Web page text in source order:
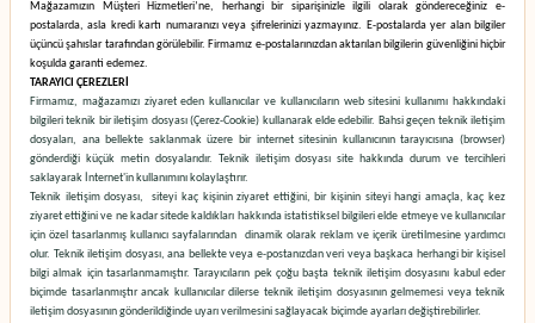
Mağazamızın Müşteri Hizmetleri’ne, herhangi bir siparişinizle ilgili olarak göndereceğiniz e-
postalarda, asla kredi kartı numaranızı veya şifrelerinizi yazmayınız. E-postalarda yer alan bilgiler
üçüncü şahıslar tarafından görülebilir. Firmamız e-postalarınızdan aktarılan bilgilerin güvenliğini hiçbir
koşulda garanti edemez.
TARAYICI ÇEREZLERİ
Firmamız, mağazamızı ziyaret eden kullanıcılar ve kullanıcıların web sitesini kullanımı hakkındaki
bilgileri teknik bir iletişim dosyası (Çerez-Cookie) kullanarak elde edebilir. Bahsi geçen teknik iletişim
dosyaları, ana bellekte saklanmak üzere bir internet sitesinin kullanıcının tarayıcısına (browser)
gönderdiği küçük metin dosyalarıdır. Teknik iletişim dosyası site hakkında durum ve tercihleri
saklayarak İnternet'in kullanımını kolaylaştırır.
Teknik iletişim dosyası, siteyi kaç kişinin ziyaret ettiğini, bir kişinin siteyi hangi amaçla, kaç kez
ziyaret ettiğini ve ne kadar sitede kaldıkları hakkında istatistiksel bilgileri elde etmeye ve kullanıcılar
için özel tasarlanmış kullanıcı sayfalarından dinamik olarak reklam ve içerik üretilmesine yardımcı
olur. Teknik iletişim dosyası, ana bellekte veya e-postanızdan veri veya başkaca herhangi bir kişisel
bilgi almak için tasarlanmamıştır. Tarayıcıların pek çoğu başta teknik iletişim dosyasını kabul eder
biçimde tasarlanmıştır ancak kullanıcılar dilerse teknik iletişim dosyasının gelmemesi veya teknik
iletişim dosyasının gönderildiğinde uyarı verilmesini sağlayacak biçimde ayarları değiştirebilirler.